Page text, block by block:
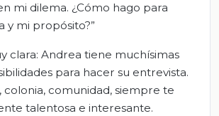
mi dilema. ¿Cómo hago para
y mi propósito?”
clara: Andrea tiene muchísimas
para hacer su entrevista.
colonia, comunidad, siempre te
talentosa e interesante.